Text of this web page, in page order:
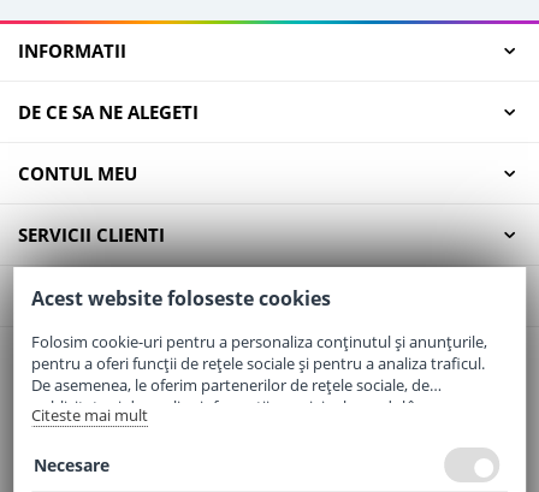
INFORMATII
DE CE SA NE ALEGETI
CONTUL MEU
SERVICII CLIENTI
CONTACT
Email:office@elaptepraf.ro
Telefon:0745-964-449
Adresa:Sos. Borsului, Nr. 20, Oradea, Jud. Bihor
Acest website foloseste cookies
Folosim cookie-uri pentru a personaliza conținutul și anunțurile,
pentru a oferi funcții de rețele sociale și pentru a analiza traficul.
De asemenea, le oferim partenerilor de rețele sociale, de
publicitate și de analize informații cu privire la modul în care
folosiți site-ul nostru. Aceștia le pot combina cu alte informații
Citeste mai mult
Necesare